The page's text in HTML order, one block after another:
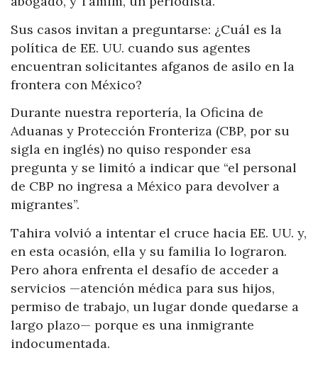
Sus casos invitan a preguntarse: ¿Cuál es la
política de EE. UU. cuando sus agentes
encuentran solicitantes afganos de asilo en la
frontera con México?
Durante nuestra reportería, la Oficina de
Aduanas y Protección Fronteriza (CBP, por su
sigla en inglés) no quiso responder esa
pregunta y se limitó a indicar que “el personal
de CBP no ingresa a México para devolver a
migrantes”.
Tahira volvió a intentar el cruce hacia EE. UU. y,
en esta ocasión, ella y su familia lo lograron.
Pero ahora enfrenta el desafío de acceder a
servicios —atención médica para sus hijos,
permiso de trabajo, un lugar donde quedarse a
largo plazo— porque es una inmigrante
indocumentada.